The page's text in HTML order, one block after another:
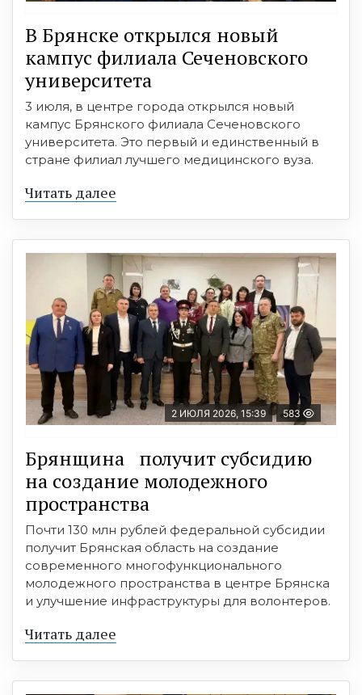
В Брянске открылся новый
кампус филиала Сеченовского
университета
3 июля, в центре города открылся новый
кампус Брянского филиала Сеченовского
университета. Это первый и единственный в
стране филиал лучшего медицинского вуза.
Читать далее
2 ИЮЛЯ 2026, 15:39 583
Брянщина получит субсидию
на создание молодежного
пространства
Почти 130 млн рублей федеральной субсидии
получит Брянская область на создание
современного многофункционального
молодежного пространства в центре Брянска
и улучшение инфраструктуры для волонтеров.
Читать далее